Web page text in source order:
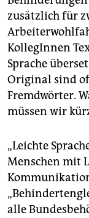
zusätzlich für
KollegInnen
Sprache
Original sind
Fremdwörter.
müssen wir
„Leichte
Menschen mit
alle